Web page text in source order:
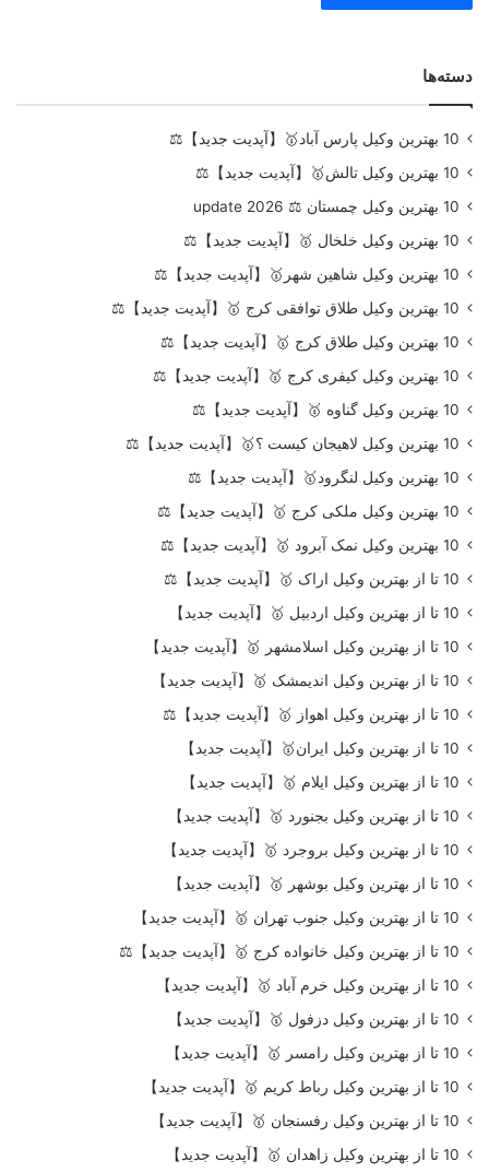
دسته‌ها
10 بهترین وکیل پارس آباد🥇【آپدیت جدید】⚖️
10 بهترین وکیل تالش🥇【آپدیت جدید】⚖️
10 بهترین وکیل چمستان ⚖️ update 2026
10 بهترین وکیل خلخال 🥇【آپدیت جدید】⚖️
10 بهترین وکیل شاهین شهر🥇【آپدیت جدید】⚖️
10 بهترین وکیل طلاق توافقی کرج 🥇【آپدیت جدید】⚖️
10 بهترین وکیل طلاق کرج 🥇【آپدیت جدید】⚖️
10 بهترین وکیل کیفری کرج 🥇【آپدیت جدید】⚖️
10 بهترین وکیل گناوه 🥇【آپدیت جدید】⚖️
10 بهترین وکیل لاهیجان کیست ؟🥇【آپدیت جدید】⚖️
10 بهترین وکیل لنگرود🥇【آپدیت جدید】⚖️
10 بهترین وکیل ملکی کرج 🥇【آپدیت جدید】⚖️
10 بهترین وکیل نمک آبرود 🥇【آپدیت جدید】⚖️
10 تا از بهترین وکیل اراک 🥇【آپدیت جدید】⚖️
10 تا از بهترین وکیل اردبیل 🥇【آپدیت جدید】
10 تا از بهترین وکیل اسلامشهر 🥇【آپدیت جدید】
10 تا از بهترین وکیل اندیمشک 🥇【آپدیت جدید】
10 تا از بهترین وکیل اهواز 🥇【آپدیت جدید】⚖️
10 تا از بهترین وکیل ایران🥇【آپدیت جدید】
10 تا از بهترین وکیل ایلام 🥇【آپدیت جدید】
10 تا از بهترین وکیل بجنورد 🥇【آپدیت جدید】
10 تا از بهترین وکیل بروجرد 🥇【آپدیت جدید】
10 تا از بهترین وکیل بوشهر 🥇【آپدیت جدید】
10 تا از بهترین وکیل جنوب تهران 🥇【آپدیت جدید】
10 تا از بهترین وکیل خانواده کرج 🥇【آپدیت جدید】⚖️
10 تا از بهترین وکیل خرم آباد 🥇【آپدیت جدید】
10 تا از بهترین وکیل دزفول 🥇【آپدیت جدید】
10 تا از بهترین وکیل رامسر 🥇【آپدیت جدید】
10 تا از بهترین وکیل رباط کریم 🥇【آپدیت جدید】
10 تا از بهترین وکیل رفسنجان 🥇【آپدیت جدید】
10 تا از بهترین وکیل زاهدان 🥇【آپدیت جدید】